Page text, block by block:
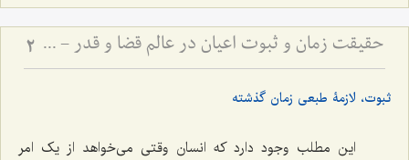
حقیقت زمان و ثبوت اعیان در عالم قضا و قدر - تبیین نسبت میان حرکت دهری و تحقق خارجی موجودات 2
ثبوت، لازمۀ طبعی زمان گذشته
این مطلب وجود دارد که انسان وقتی می‌خواهد از یک امر